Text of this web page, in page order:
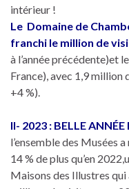
intérieur !
Le Domaine de
franchi le million de
à l’année précédente)et
France), avec 1,9 million
+4 %).
II- 2023 : BELLE ANNÉE
l’ensemble des Musées
14 % de plus qu’en
Maisons des Illustres qui